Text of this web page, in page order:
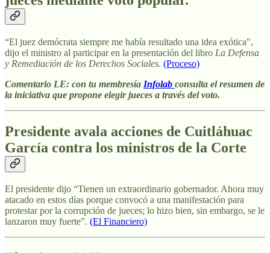
“El juez demócrata siempre me había resultado una idea exótica",
dijo el ministro al participar en la presentación del libro La Defensa
y Remediación de los Derechos Sociales. (Proceso)
Comentario LE: con tu membresía Infolab consulta el resumen de
la iniciativa que propone elegir jueces a través del voto.
Presidente avala acciones de Cuitláhuac
García contra los ministros de la Corte
El presidente dijo “Tienen un extraordinario gobernador. Ahora muy
atacado en estos días porque convocó a una manifestación para
protestar por la corrupción de jueces; lo hizo bien, sin embargo, se le
lanzaron muy fuerte”. (El Financiero)